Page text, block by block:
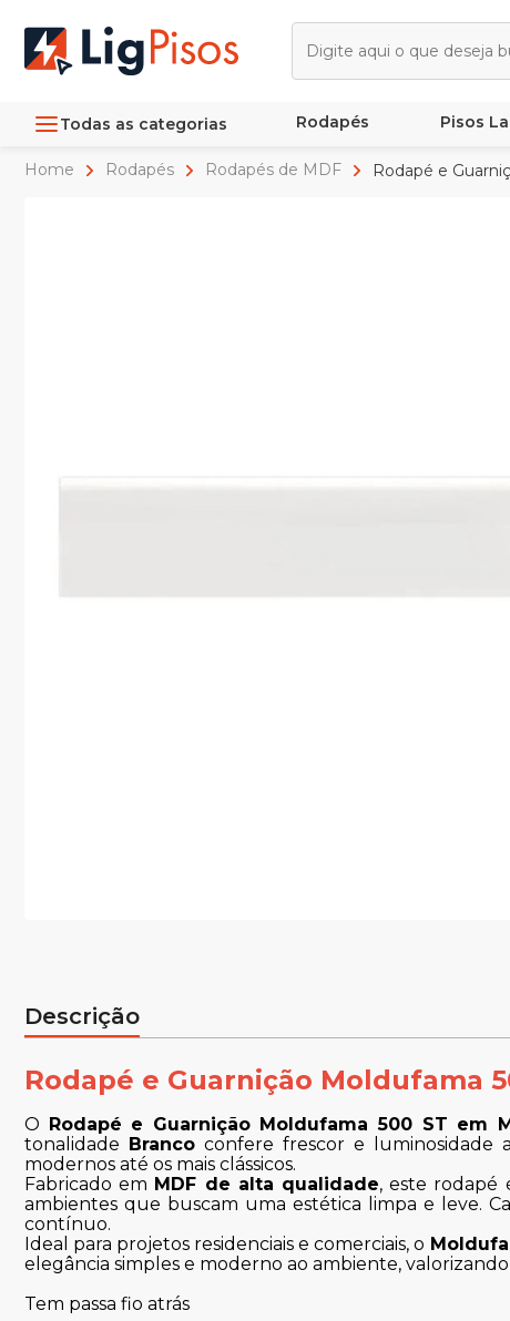
Todas as categorias Rodapés Pisos
Home Rodapés Rodapés de MDF Rodapé e
Descrição
Rodapé e Guarnição Moldufama
O Rodapé e Guarnição Moldufama 500 ST em
tonalidade
Brancoconfere frescor e luminosidade
modernos até os mais clássicos.
Fabricado em MDF de alta qualidade, este rodapé
ambientes que buscam uma estética limpa e leve.
contínuo.
Ideal para projetos residenciais e comerciais, o
elegância simples e moderno ao ambiente, valorizando
Tem passa fio atrás